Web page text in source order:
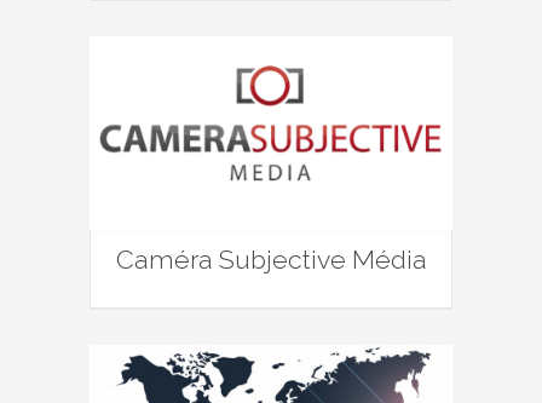
Caméra Subjective Média